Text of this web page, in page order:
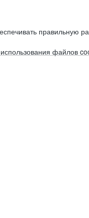
правильную
файлов